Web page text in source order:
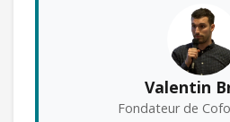
Valentin
Fondateur de